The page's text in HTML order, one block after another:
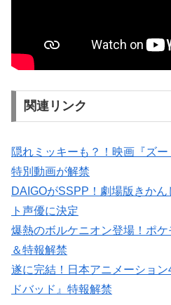
関連リンク
隠れミッキーも？！映画『ズ
特別動画が解禁
DAIGOがSSPP！劇場版きか
ト声優に決定
爆熱のボルケニオン登場！ポ
＆特報解禁
遂に完結！日本アニメーショ
ドバッド』特報解禁